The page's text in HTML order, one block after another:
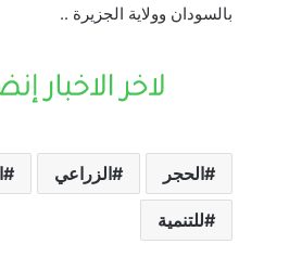
بالسودان وولاية الجزيرة ..
الحجر الزراعي
للتنمية